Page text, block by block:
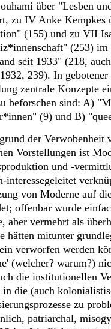
über "Lesben
zu IV Anke Kempkes
(155) und zu VII
(253) im
seit 1933" (218,
239). In
zentrale Konzepte
beforschen sind: A)
(9) und B)
der Verwobenheit
Vorstellungen ist
und -
interessegeleitet
von Moderne auf
offenbar wurde
aber vermehrt als
hätten mitunter
verworfen werden
(welcher? warum?)
die institutionellen
in die (auch
zu
patriarchal,